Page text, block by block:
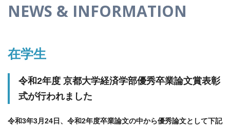
NEWS & INFORMATION
在学生
令和2年度 京都大学経済学部優秀卒業論文賞表彰
式が行われました
令和3年3月24日、令和2年度卒業論文の中から優秀論文として下記